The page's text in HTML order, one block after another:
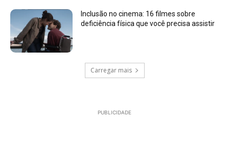
Inclusão no cinema: 16 filmes sobre
deficiência física que você precisa assistir
Carregar mais
PUBLICIDADE